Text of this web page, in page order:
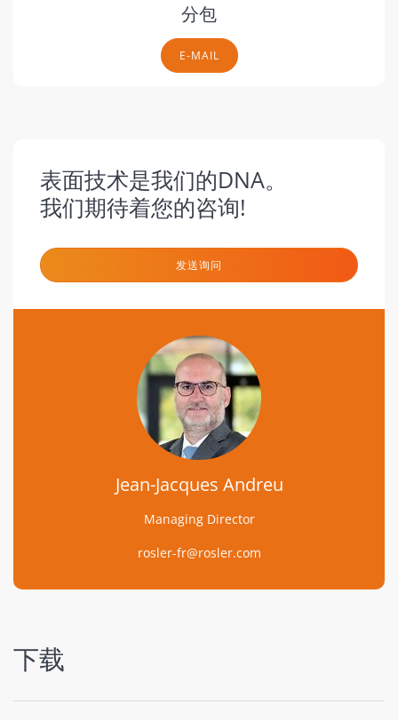
分包
E-MAIL
表面技术是我们的DNA。
我们期待着您的咨询!
发送询问
Jean-Jacques Andreu
Managing Director
rosler-fr@rosler.com
下载